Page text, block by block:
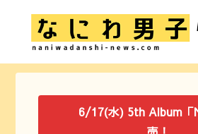
6/17(水) 5th Album「